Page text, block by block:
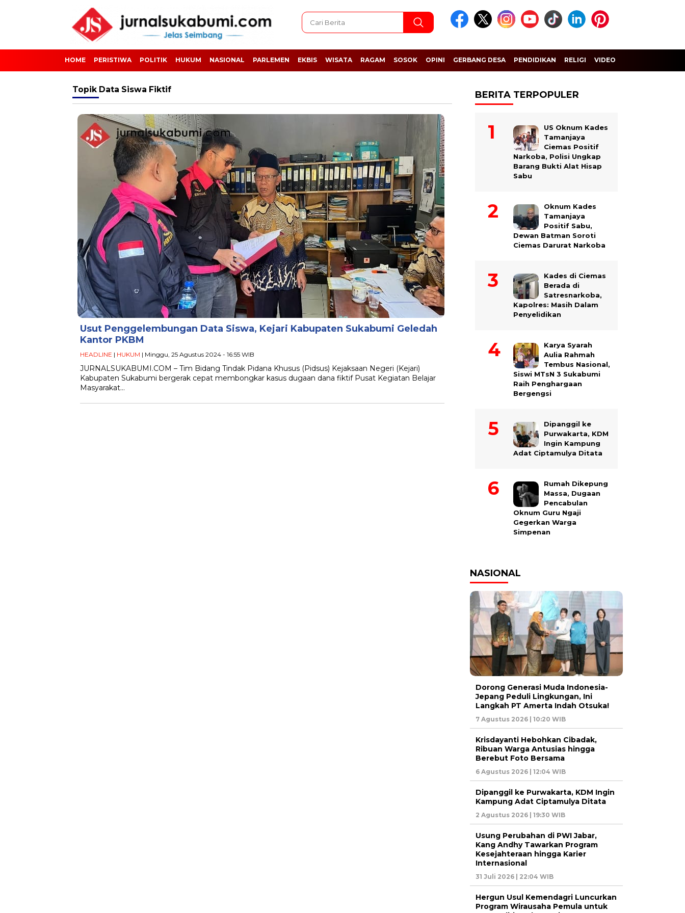
HOME PERISTIWA POLITIK HUKUM NASIONAL PARLEMEN EKBIS WISATA RAGAM SOSOK OPINI GERBANG DESA PENDIDIKAN RELIGI VIDEO
Topik Data Siswa Fiktif
Usut Penggelembungan Data Siswa, Kejari Kabupaten Sukabumi Geledah
Kantor PKBM
HEADLINE | HUKUM | Minggu, 25 Agustus 2024 - 16:55 WIB
JURNALSUKABUMI.COM – Tim Bidang Tindak Pidana Khusus (Pidsus) Kejaksaan Negeri (Kejari)
Kabupaten Sukabumi bergerak cepat membongkar kasus dugaan dana fiktif Pusat Kegiatan Belajar
Masyarakat…
BERITA TERPOPULER
US Oknum Kades
Tamanjaya
Ciemas Positif
Narkoba, Polisi Ungkap
Barang Bukti Alat Hisap
Sabu
Oknum Kades
Tamanjaya
Positif Sabu,
Dewan Batman Soroti
Ciemas Darurat Narkoba
Kades di Ciemas
Berada di
Satresnarkoba,
Kapolres: Masih Dalam
Penyelidikan
Karya Syarah
Aulia Rahmah
Tembus Nasional,
Siswi MTsN 3 Sukabumi
Raih Penghargaan
Bergengsi
Dipanggil ke
Purwakarta, KDM
Ingin Kampung
Adat Ciptamulya Ditata
Rumah Dikepung
Massa, Dugaan
Pencabulan
Oknum Guru Ngaji
Gegerkan Warga
Simpenan
NASIONAL
Dorong Generasi Muda Indonesia-
Jepang Peduli Lingkungan, Ini
Langkah PT Amerta Indah Otsuka!
7 Agustus 2026 | 10:20 WIB
Krisdayanti Hebohkan Cibadak,
Ribuan Warga Antusias hingga
Berebut Foto Bersama
6 Agustus 2026 | 12:04 WIB
Dipanggil ke Purwakarta, KDM Ingin
Kampung Adat Ciptamulya Ditata
2 Agustus 2026 | 19:30 WIB
Usung Perubahan di PWI Jabar,
Kang Andhy Tawarkan Program
Kesejahteraan hingga Karier
Internasional
31 Juli 2026 | 22:04 WIB
Hergun Usul Kemendagri Luncurkan
Program Wirausaha Pemula untuk